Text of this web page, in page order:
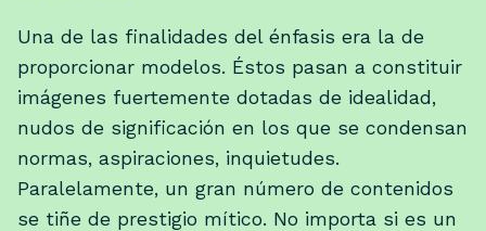
Una de las finalidades del énfasis era la de
proporcionar modelos. Éstos pasan a constituir
imágenes fuertemente dotadas de idealidad,
nudos de significación en los que se condensan
normas, aspiraciones, inquietudes.
Paralelamente, un gran número de contenidos
se tiñe de prestigio mítico. No importa si es un